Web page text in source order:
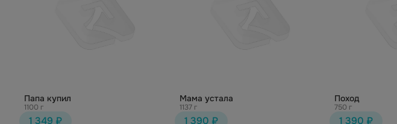
Папа купил
1100 г
1 349 ₽
Мама устала
1137 г
1 390 ₽
Поход
750 г
1 390 ₽